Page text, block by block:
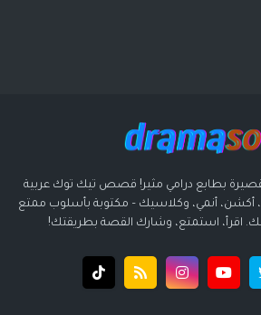
بطابع درامي مثير! قصص تيك توك عربية
أكشن، أنمي، وكلاسيك – مكتوبة بأسلوب ممتع
اقرأ، استمتع، وشارك القصة بطريقتك!